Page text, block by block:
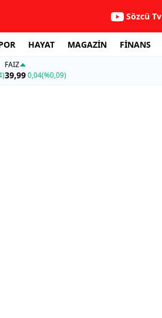
Sözcü Tv
HAYAT MAGAZİN FİNANS
FAİZ
39,990,04(%0,09)